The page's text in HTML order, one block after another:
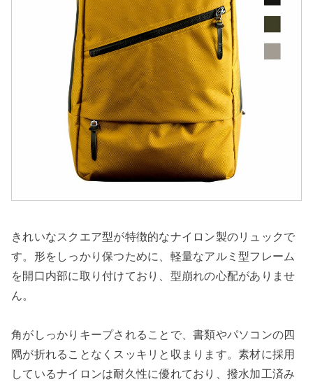
きれいなスクエア型が特徴的なナイロン製のリュックで
す。形をしっかり保つために、軽量なアルミ型フレーム
を開口内部に取り付けており、型崩れの心配がありませ
ん。
角がしっかりキープされることで、書類やパソコンの四
隅が折れることなくスッキリと収まります。素材に採用
しているナイロンは耐久性に優れており、撥水加工済み